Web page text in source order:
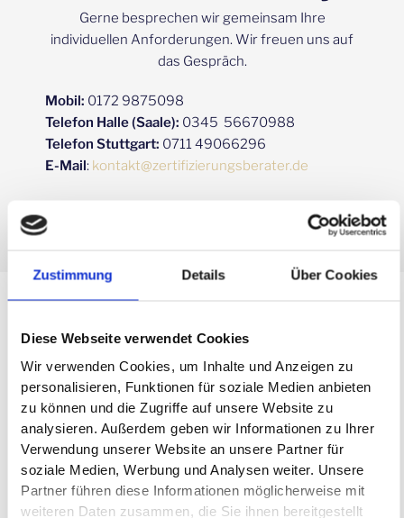
Zustimmung Details Über Cookies
Diese Webseite verwendet Cookies
Wir verwenden Cookies, um Inhalte und Anzeigen zu
personalisieren, Funktionen für soziale Medien anbieten
zu können und die Zugriffe auf unsere Website zu
analysieren. Außerdem geben wir Informationen zu Ihrer
Verwendung unserer Website an unsere Partner für
soziale Medien, Werbung und Analysen weiter. Unsere
Partner führen diese Informationen möglicherweise mit
weiteren Daten zusammen, die Sie ihnen bereitgestellt
Gerne besprechen wir gemeinsam Ihre
individuellen Anforderungen. Wir freuen uns auf
das Gespräch.
Mobil: 0172 9875098
Telefon Halle (Saale): 0345 56670988
Telefon Stuttgart: 0711 49066296
E-Mail: kontakt@zertifizierungsberater.de
Beiträge zum Thema ISO und AZAV: